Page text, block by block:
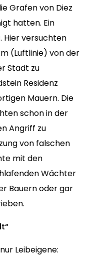
Grafen von Diez
hatten. Ein
Hier versuchten
(Luftlinie) von der
Stadt zu
Residenz
Mauern. Die
schon in der
Angriff zu
von falschen
mit den
Wächter
Bauern oder gar
Leibeigene: